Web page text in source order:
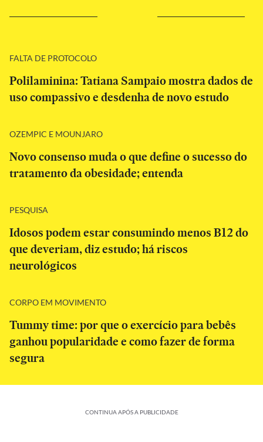
FALTA DE PROTOCOLO
Polilaminina: Tatiana Sampaio mostra dados de
uso compassivo e desdenha de novo estudo
OZEMPIC E MOUNJARO
Novo consenso muda o que define o sucesso do
tratamento da obesidade; entenda
PESQUISA
Idosos podem estar consumindo menos B12 do
que deveriam, diz estudo; há riscos
neurológicos
CORPO EM MOVIMENTO
Tummy time: por que o exercício para bebês
ganhou popularidade e como fazer de forma
segura
CONTINUA APÓS A PUBLICIDADE